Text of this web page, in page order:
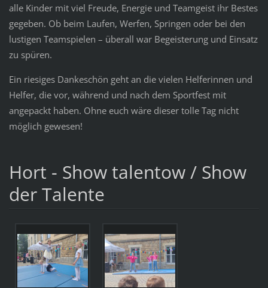
alle Kinder mit viel Freude, Energie und Teamgeist ihr Bestes
gegeben. Ob beim Laufen, Werfen, Springen oder bei den
lustigen Teamspielen – überall war Begeisterung und Einsatz
zu spüren.
Ein riesiges Dankeschön geht an die vielen Helferinnen und
Helfer, die vor, während und nach dem Sportfest mit
angepackt haben. Ohne euch wäre dieser tolle Tag nicht
möglich gewesen!
Hort - Show talentow / Show
der Talente